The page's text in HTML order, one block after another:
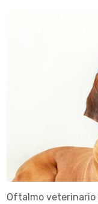
Oftalmo veterinario